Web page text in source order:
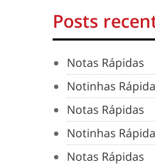
Posts
Notas Rápidas
Notinhas
Notas Rápidas
Notinhas
Notas Rápidas